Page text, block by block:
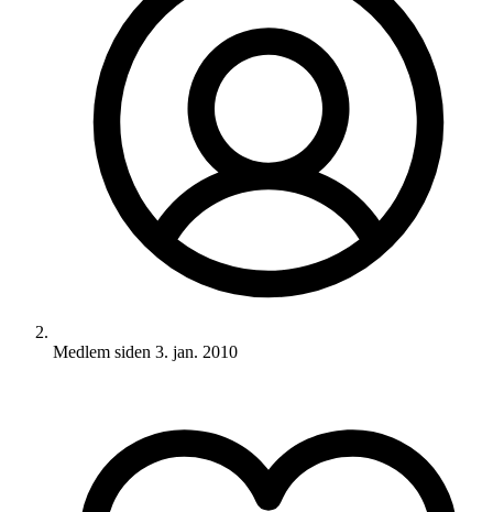
Medlem siden 3. jan. 2010